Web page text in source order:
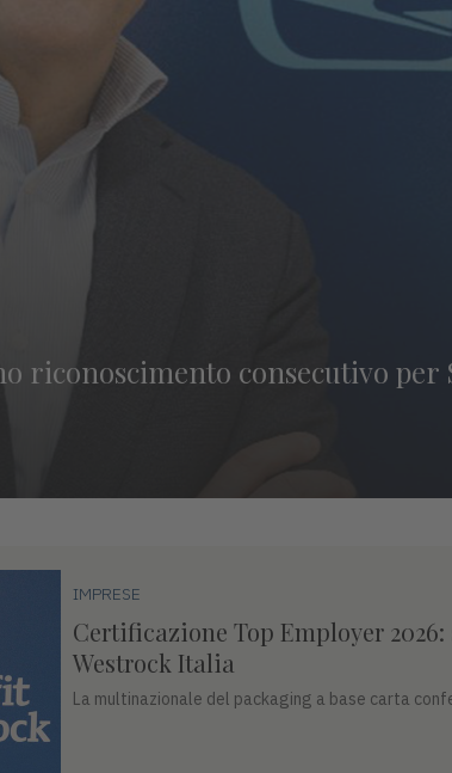
riconoscimento consecutivo
IMPRESE
Certificazione Top Employer
Westrock Italia
La multinazionale del packaging a base carta